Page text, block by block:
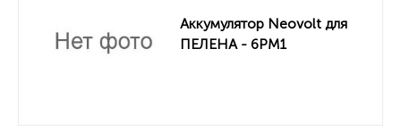
Аккумулятор Neovolt для
ПЕЛЕНА - 6РМ1